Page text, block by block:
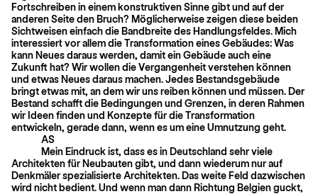
Fortschreiben in einem konstruktiven Sinne gibt und auf der
anderen Seite den Bruch? Möglicherweise zeigen diese beiden
Sichtweisen einfach die Bandbreite des Handlungsfeldes. Mich
interessiert vor allem die Transformation eines Gebäudes: Was
kann Neues daraus werden, damit ein Gebäude auch eine
Zukunft hat? Wir wollen die Vergangenheit verstehen können
und etwas Neues daraus machen. Jedes Bestandsgebäude
bringt etwas mit, an dem wir uns reiben können und müssen. Der
Bestand schafft die Bedingungen und Grenzen, in deren Rahmen
wir Ideen finden und Konzepte für die Transformation
entwickeln, gerade dann, wenn es um eine Umnutzung geht.
AS
Mein Eindruck ist, dass es in Deutschland sehr viele
Architekten für Neubauten gibt, und dann wiederum nur auf
Denkmäler spezialisierte Architekten. Das weite Feld dazwischen
wird nicht bedient. Und wenn man dann Richtung Belgien guckt,